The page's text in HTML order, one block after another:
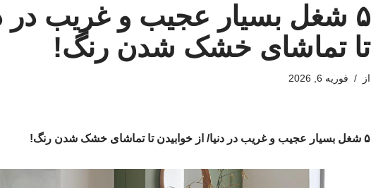
۵ شغل بسیار عجیب و غریب در
تا تماشای خشک شدن رنگ!
از فوریه 6, 2026
۵ شغل بسیار عجیب و غریب در دنیا/ از خوابیدن تا تماشای خشک شدن رنگ!